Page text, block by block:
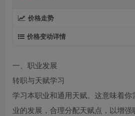
价格走势
价格变动详情
一、职业发展
转职与天赋学习
学习本职业和通用天赋。这意味着
业的发展，合理分配天赋点，以增强